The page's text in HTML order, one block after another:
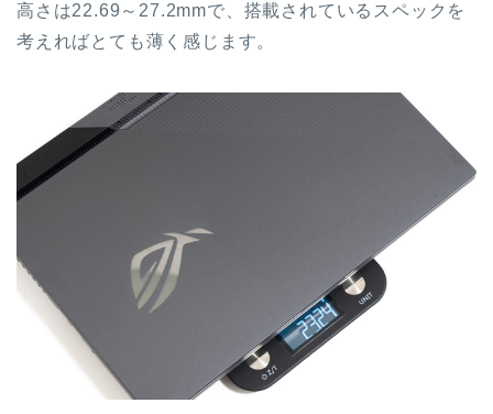
高さは22.69～27.2mmで、搭載されているスペックを
考えればとても薄く感じます。